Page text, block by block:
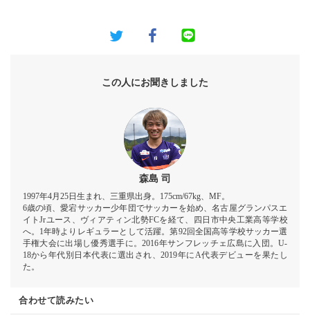
この人にお聞きしました
森島 司
1997年4月25日生まれ、三重県出身。175cm/67kg、MF。
6歳の頃、愛宕サッカー少年団でサッカーを始め、名古屋グランパスエ
イトJrユース、ヴィアティン北勢FCを経て、四日市中央工業高等学校
へ。1年時よりレギュラーとして活躍。第92回全国高等学校サッカー選
手権大会に出場し優秀選手に。2016年サンフレッチェ広島に入団。U-
18から年代別日本代表に選出され、2019年にA代表デビューを果たし
た。
合わせて読みたい